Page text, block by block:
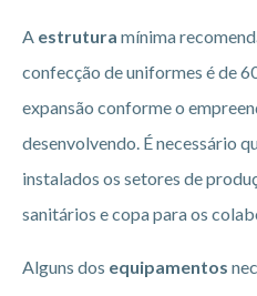
A estrutura mínima
confecção de uniformes é de
expansão conforme o
desenvolvendo. É necessário
instalados os setores de
sanitários e copa para os
Alguns dos equipamentos